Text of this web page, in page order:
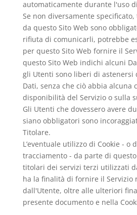
automaticamente durante l'uso
Se non diversamente
da questo Sito Web sono
rifiuta di comunicarli, potrebbe
per questo Sito Web fornire il
questo Sito Web indichi alcuni
gli Utenti sono liberi di astenersi
Dati, senza che ciò abbia alcuna
disponibilità del Servizio o sulla
Gli Utenti che dovessero avere
siano obbligatori sono
Titolare.
L’eventuale utilizzo di Cookie -
tracciamento - da parte di
titolari dei servizi terzi utilizzati
ha la finalità di fornire il Servizio
dall'Utente, oltre alle ulteriori
presente documento e nella